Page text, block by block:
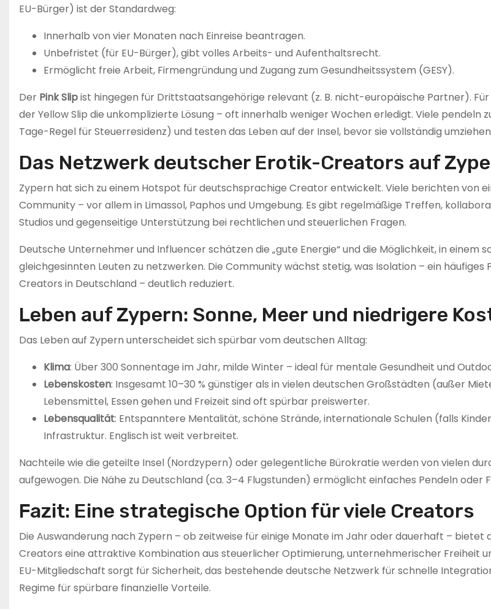
EU-Bürger) ist der Standardweg:
Innerhalb von vier Monaten nach Einreise beantragen.
Unbefristet (für EU-Bürger), gibt volles Arbeits- und Aufenthaltsrecht.
Ermöglicht freie Arbeit, Firmengründung und Zugang zum Gesundheitssystem (GESY).
Der Pink Slipist hingegen für Drittstaatsangehörige relevant (z. B. nicht-europäische Partner).
der Yellow Slip die unkomplizierte Lösung – oft innerhalb weniger Wochen erledigt. Viele pendeln
Tage-Regel für Steuerresidenz) und testen das Leben auf der Insel, bevor sie vollständig
Das Netzwerk deutscher Erotik-Creators auf
Zypern hat sich zu einem Hotspot für deutschsprachige Creator entwickelt. Viele berichten von
Community – vor allem in Limassol, Paphos und Umgebung. Es gibt regelmäßige Treffen,
Studios und gegenseitige Unterstützung bei rechtlichen und steuerlichen Fragen.
Deutsche Unternehmer und Influencer schätzen die „gute Energie“ und die Möglichkeit, in einem
gleichgesinnten Leuten zu netzwerken. Die Community wächst stetig, was Isolation – ein häufiges
Creators in Deutschland – deutlich reduziert.
Leben auf Zypern: Sonne, Meer und niedrigere
Das Leben auf Zypern unterscheidet sich spürbar vom deutschen Alltag:
Klima: Über 300 Sonnentage im Jahr, milde Winter – ideal für mentale Gesundheit und
Lebenskosten: Insgesamt 10–30 % günstiger als in vielen deutschen Großstädten (außer
Lebensmittel, Essen gehen und Freizeit sind oft spürbar preiswerter.
Lebensqualität: Entspanntere Mentalität, schöne Strände, internationale Schulen (falls
Infrastruktur. Englisch ist weit verbreitet.
Nachteile wie die geteilte Insel (Nordzypern) oder gelegentliche Bürokratie werden von vielen
aufgewogen. Die Nähe zu Deutschland (ca. 3–4 Flugstunden) ermöglicht einfaches Pendeln oder
Fazit: Eine strategische Option für viele Creators
Die Auswanderung nach Zypern – ob zeitweise für einige Monate im Jahr oder dauerhaft – bietet
Creators eine attraktive Kombination aus steuerlicher Optimierung, unternehmerischer Freiheit
EU-Mitgliedschaft sorgt für Sicherheit, das bestehende deutsche Netzwerk für schnelle
Regime für spürbare finanzielle Vorteile.